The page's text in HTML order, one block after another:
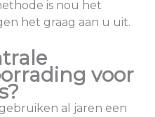
is nou het
het graag aan u uit.
voor
al jaren een